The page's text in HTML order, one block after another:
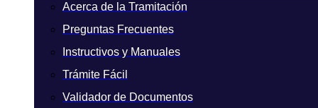
Acerca de la Tramitación
Preguntas Frecuentes
Instructivos y Manuales
Trámite Fácil
Validador de Documentos